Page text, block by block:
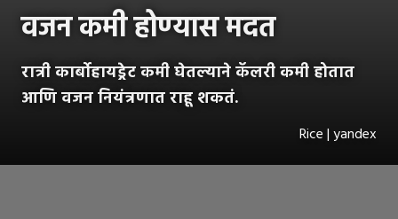
वजन कमी होण्यास मदत
रात्री कार्बोहायड्रेट कमी घेतल्याने कॅलरी कमी होतात
आणि वजन नियंत्रणात राहू शकतं.
Rice | yandex